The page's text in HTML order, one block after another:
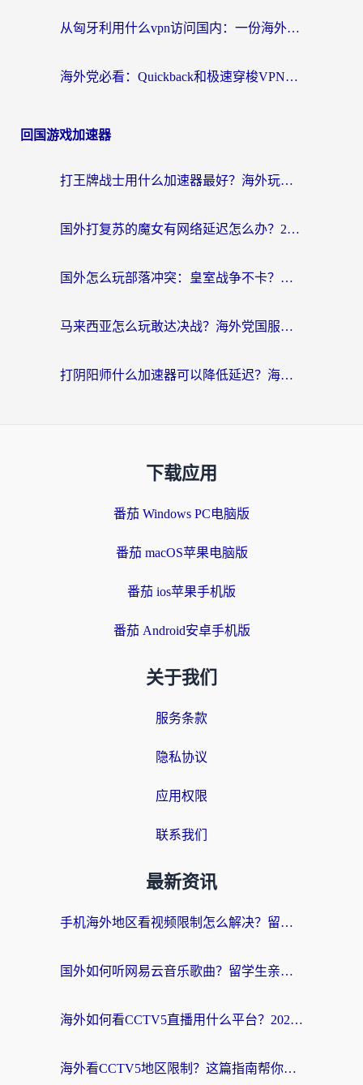
从匈牙利用什么vpn访问国内：一份海外游子的网络归乡指南
海外党必看：Quickback和极速穿梭VPN好用吗？3步选对回国加速器实现无缝刷国内资源
回国游戏加速器
打王牌战士用什么加速器最好？海外玩家的终极选择指南
国外打复苏的魔女有网络延迟怎么办？2026海外玩家国服游戏加速全攻略
国外怎么玩部落冲突：皇室战争不卡？海外玩家畅玩国服游戏终极指南
马来西亚怎么玩敢达决战？海外党国服游戏加速避坑指南（附实测推荐）
打阴阳师什么加速器可以降低延迟？海外玩家的真实困境与破局
下载应用
番茄 Windows PC电脑版
番茄 macOS苹果电脑版
番茄 ios苹果手机版
番茄 Android安卓手机版
关于我们
服务条款
隐私协议
应用权限
联系我们
最新资讯
手机海外地区看视频限制怎么解决？留学生亲测有效的回国加速器指南
国外如何听网易云音乐歌曲？留学生亲测有效的回国加速方案
海外如何看CCTV5直播用什么平台？2026最新指南：看欧洲杯、中超、奥运不再卡
海外看CCTV5地区限制？这篇指南帮你流畅看欧洲杯、NBA还听中文解说